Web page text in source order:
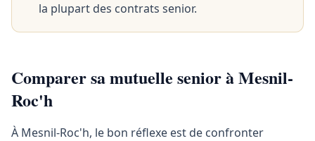
la plupart des contrats senior.
Comparer sa mutuelle senior à Mesnil-
Roc'h
À Mesnil-Roc'h, le bon réflexe est de confronter